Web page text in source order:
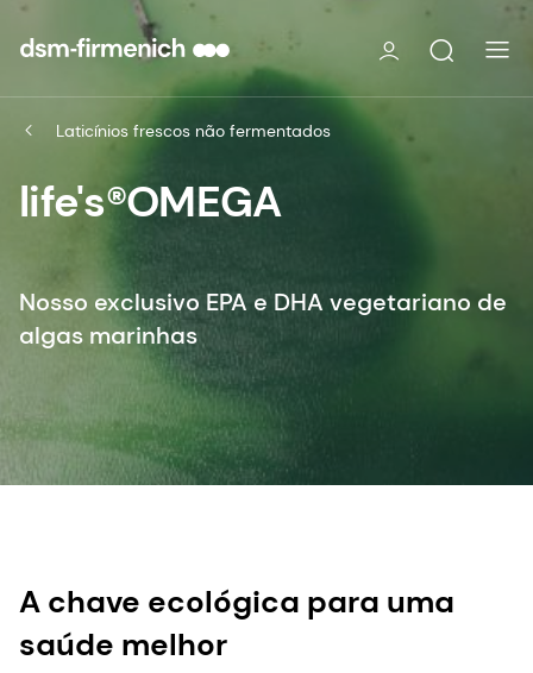
Laticínios frescos não fermentados
life's®OMEGA
Nosso exclusivo EPA e DHA vegetariano de
algas marinhas
A chave ecológica para uma
saúde melhor